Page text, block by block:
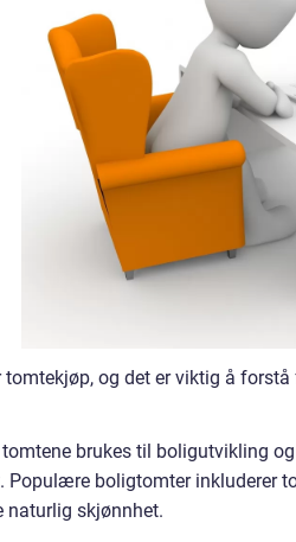
tomtekjøp, og det er viktig å
brukes til boligutvikling
Populære boligtomter inkluderer
naturlig skjønnhet.